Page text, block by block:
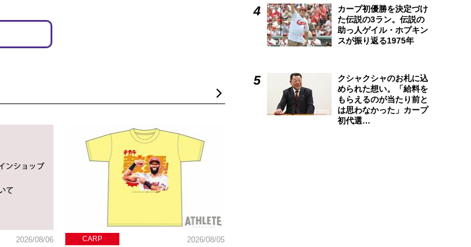
2026/08/06 CARP 2026/08/05
カープ初優勝を決定づけ
た伝説の3ラン。伝説の
助っ人ゲイル・ホプキン
スが振り返る1975年
クシャクシャのお札に込
められた想い。「給料を
もらえるのが当たり前と
は思わなかった」カープ
初代選…